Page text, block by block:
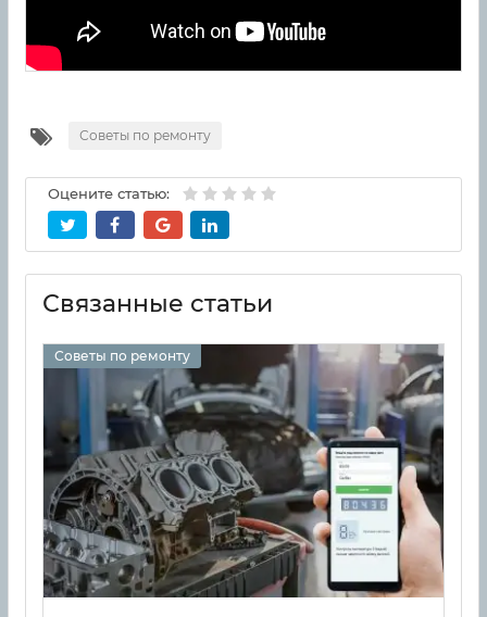
Советы по ремонту
Оцените статью:
Связанные статьи
Советы по ремонту